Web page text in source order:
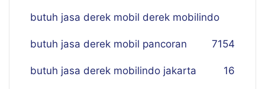
butuh jasa derek mobil derek mobilindo
154
butuh jasa derek mobil pancoran 7
butuh jasa derek mobilindo jakarta 16